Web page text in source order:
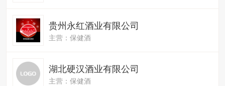
贵州永红酒业有限公司
主营：保健酒
湖北硬汉酒业有限公司
主营：保健酒